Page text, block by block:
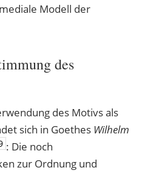
Modell der
des
des Motivs als
sich in Goethes Wilhelm
: Die noch
zur Ordnung und